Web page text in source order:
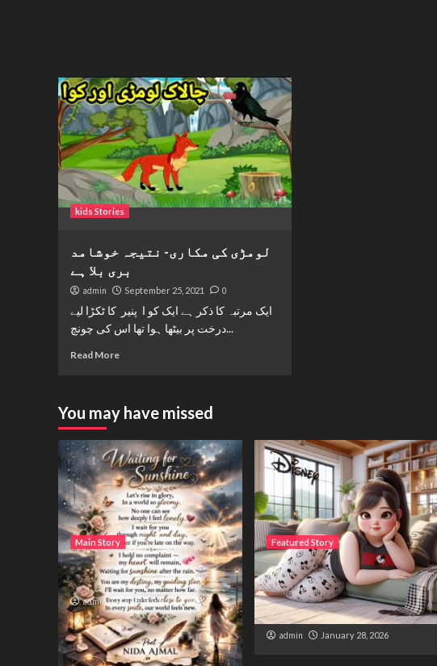
kids Stories
لومڑی کی مکاری- نتیجہ خوشامد
بری بلا ہے
admin September 25, 2021 0
ایک مرتبہ کا ذکر ہے ایک کو ا پنیر کا ٹکڑا لیے
درخت پر بیٹھا ہوا تھا اس کی چونچ...
Read More
You may have missed
Main Story
Waiting for sunshine
admin February 22, 2026
Featured Story
تم نے میرا ساتھ دیا، میں مانتی
ہوں۔ لیکن اب ہماری دنیا ایک
نہیں رہی۔
admin January 28, 2026